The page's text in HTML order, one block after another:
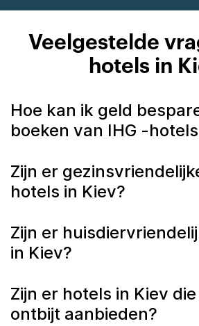
Veelgestelde
hotels in
Hoe kan ik geld
boeken van IHG -
Zijn er
hotels in Kiev?
Zijn er
in Kiev?
Zijn er hotels in Kiev
ontbijt aanbieden?